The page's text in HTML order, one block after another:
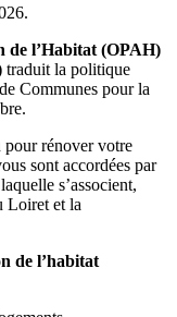
DES
de l’Habitat (OPAH)
traduit la politique
Communes pour la
pour rénover votre
sont accordées par
s’associent,
Loiret et la
de l’habitat